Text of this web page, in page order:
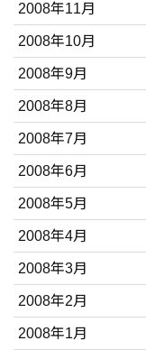
2008年11月
2008年10月
2008年9月
2008年8月
2008年7月
2008年6月
2008年5月
2008年4月
2008年3月
2008年2月
2008年1月